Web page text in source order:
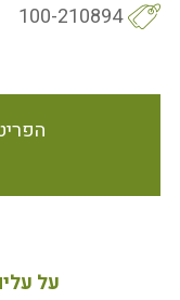
100-210894
על